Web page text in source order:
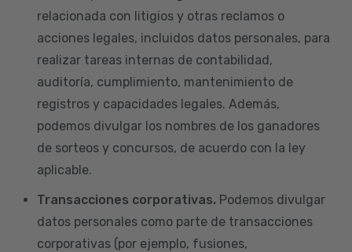
relacionada con litigios y otras reclamos o
acciones legales, incluidos datos personales, para
realizar tareas internas de contabilidad,
auditoría, cumplimiento, mantenimiento de
registros y capacidades legales. Además,
podemos divulgar los nombres de los ganadores
de sorteos y concursos, de acuerdo con la ley
aplicable.
Transacciones corporativas. Podemos divulgar
datos personales como parte de transacciones
corporativas (por ejemplo, fusiones,